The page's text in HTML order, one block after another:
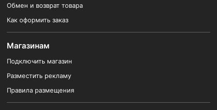
Обмен и возврат товара
Как оформить заказ
Магазинам
Подключить магазин
Разместить рекламу
Правила размещения